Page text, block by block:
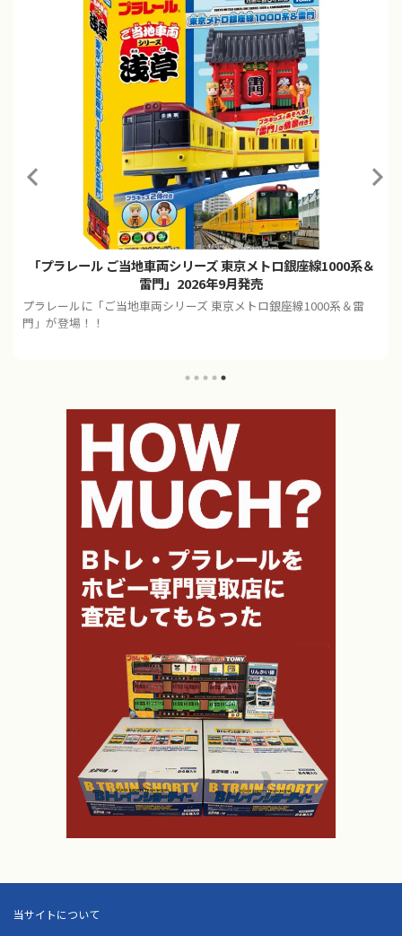
「プラレール ご当地車両シリーズ 東京メトロ銀座線1000系＆
雷門」2026年9月発売
プラレールに「ご当地車両シリーズ 東京メトロ銀座線1000系＆雷
門」が登場！！
当サイトについて